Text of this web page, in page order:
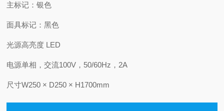
主标记：银色
面具标记：黑色
光源高亮度 LED
电源单相，交流100V，50/60Hz，2A
尺寸W250 × D250 × H1700mm